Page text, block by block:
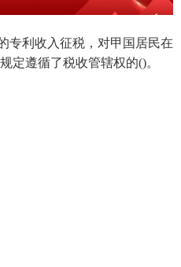
专利收入征税，对甲国居民在
定遵循了税收管辖权的()。